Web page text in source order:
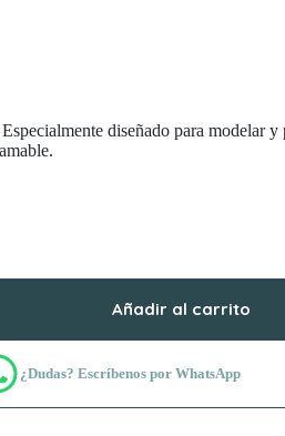
diseñado para modelar
Añadir al carrito
¿Dudas? Escríbenos por WhatsApp